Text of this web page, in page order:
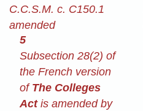
C.C.S.M. c. C150.1
amended
5
Subsection 28(2) of
the French version
of The Colleges
Actis amended by